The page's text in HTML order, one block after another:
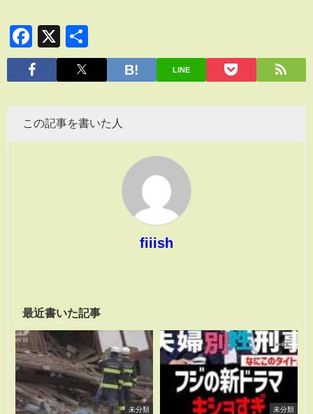
Facebook
X
有
LINE
この記事を書いた人
fiiish
最近書いた記事
未分類 未分類